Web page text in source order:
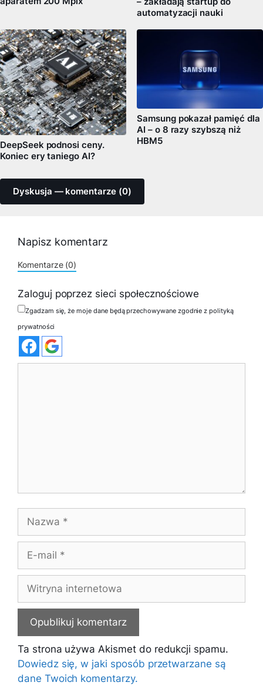
automatyzacji nauki
DeepSeek podnosi ceny.
Koniec ery taniego AI?
Samsung pokazał pamięć dla
AI – o 8 razy szybszą niż
HBM5
Dyskusja — komentarze (0)
Napisz komentarz
Komentarze (0)
Zaloguj poprzez sieci społecznościowe
Zgadzam się, że moje dane będą przechowywane zgodnie z polityką
prywatności
Nazwa
Witryna
internetowa
Ta strona używa Akismet do redukcji spamu.
Dowiedz się, w jaki sposób przetwarzane są
dane Twoich komentarzy.